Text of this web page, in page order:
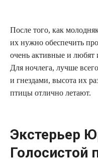
После того, как
их нужно обеспечить
очень активные и любят
Для ночлега, лучше
и гнездами, высота их
птицы отлично летают.
Экстерьер
Голосистой